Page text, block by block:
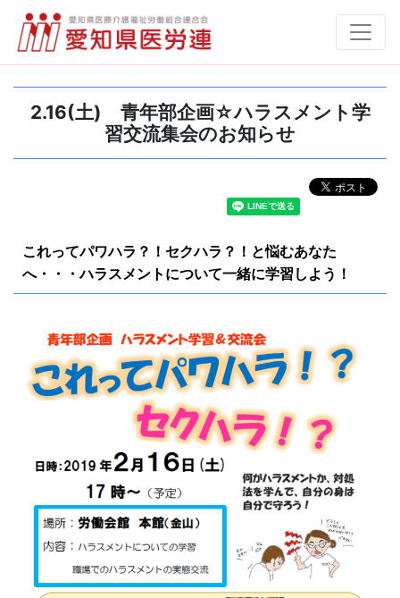
2.16(土) 青年部企画☆ハラスメント学
習交流集会のお知らせ
これってパワハラ？！セクハラ？！と悩むあなた
へ・・・ハラスメントについて一緒に学習しよう！